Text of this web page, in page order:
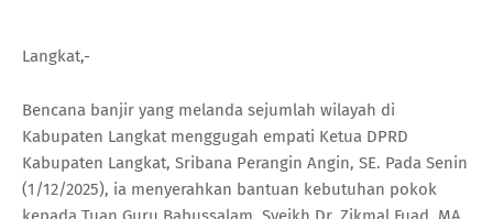
Langkat,-
Bencana banjir yang melanda sejumlah wilayah di
Kabupaten Langkat menggugah empati Ketua DPRD
Kabupaten Langkat, Sribana Perangin Angin, SE. Pada Senin
(1/12/2025), ia menyerahkan bantuan kebutuhan pokok